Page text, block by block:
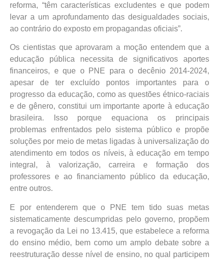
reforma, “têm características excludentes e que podem
levar a um aprofundamento das desigualdades sociais,
ao contrário do exposto em propagandas oficiais”.
Os cientistas que aprovaram a moção entendem que a
educação pública necessita de significativos aportes
financeiros, e que o PNE para o decênio 2014-2024,
apesar de ter excluído pontos importantes para o
progresso da educação, como as questões étnico-raciais
e de gênero, constitui um importante aporte à educação
brasileira. Isso porque equaciona os principais
problemas enfrentados pelo sistema público e propõe
soluções por meio de metas ligadas à universalização do
atendimento em todos os níveis, à educação em tempo
integral, à valorização, carreira e formação dos
professores e ao financiamento público da educação,
entre outros.
E por entenderem que o PNE tem tido suas metas
sistematicamente descumpridas pelo governo, propõem
a revogação da Lei no 13.415, que estabelece a reforma
do ensino médio, bem como um amplo debate sobre a
reestruturação desse nível de ensino, no qual participem